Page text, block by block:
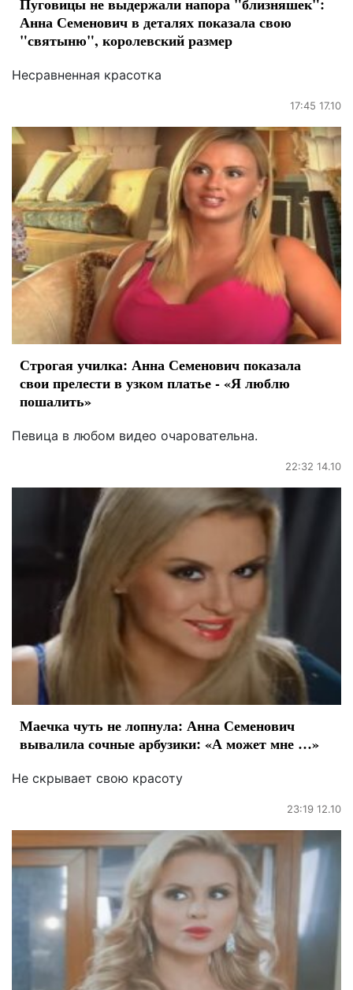
Пуговицы не выдержали напора "близняшек":
Анна Семенович в деталях показала свою
"святыню", королевский размер
Несравненная красотка
17:45 17.10
Строгая училка: Анна Семенович показала
свои прелести в узком платье - «Я люблю
пошалить»
Певица в любом видео очаровательна.
22:32 14.10
Маечка чуть не лопнула: Анна Семенович
вывалила сочные арбузики: «А может мне …»
Не скрывает свою красоту
23:19 12.10